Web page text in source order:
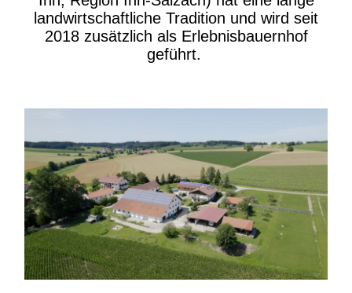
landwirtschaftliche Tradition und wird seit
2018 zusätzlich als Erlebnisbauernhof
geführt.